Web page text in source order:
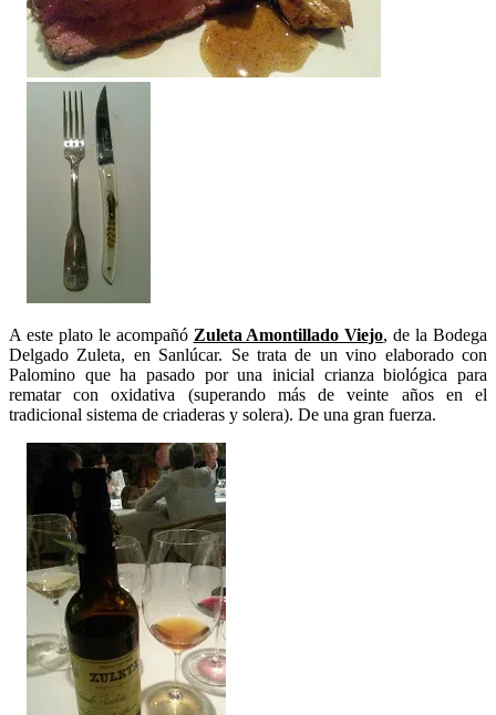
A este plato le acompañó Zuleta Amontillado Viejo, de la Bodega
Delgado Zuleta, en Sanlúcar. Se trata de un vino elaborado con
Palomino que ha pasado por una inicial crianza biológica para
rematar con oxidativa (superando más de veinte años en el
tradicional sistema de criaderas y solera). De una gran fuerza.